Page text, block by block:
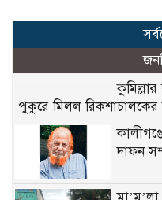
পুকুরে মিলল রিকশাচালকের
দাফন